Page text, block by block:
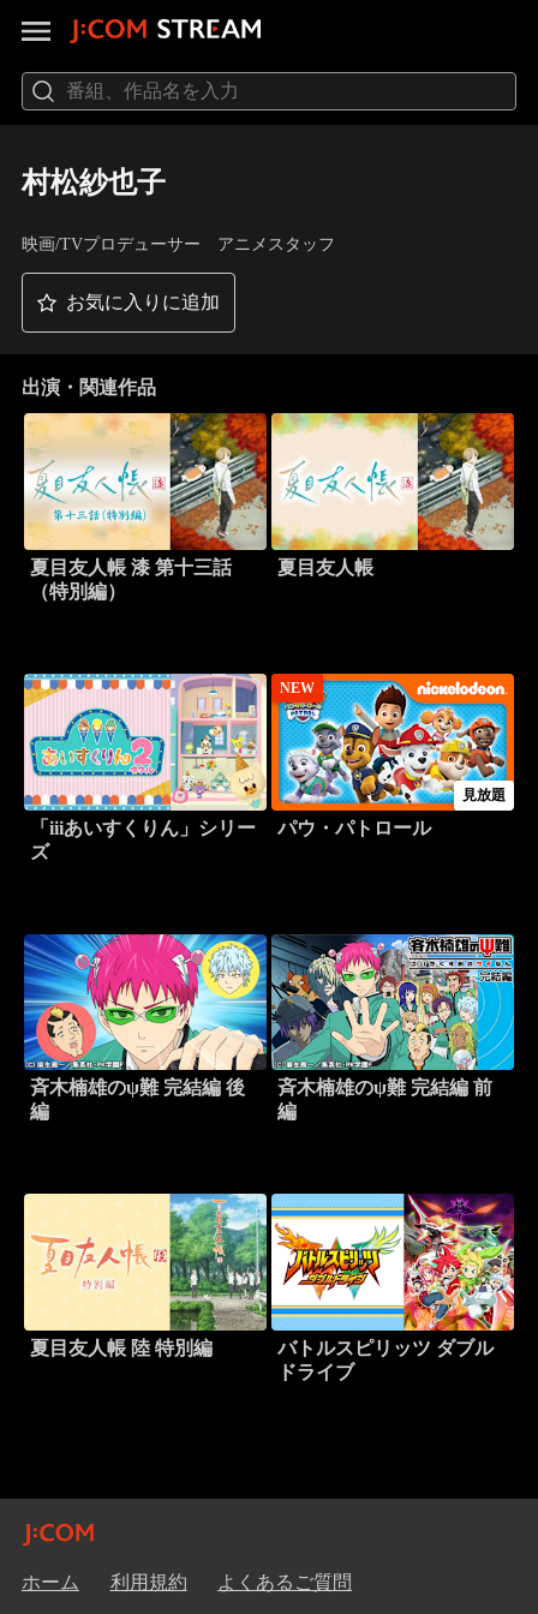
村松紗也子
映画/TVプロデューサー アニメスタッフ
お気に入りに追加
出演・関連作品
夏目友人帳 漆 第十三話
（特別編）
夏目友人帳
「iiiあいすくりん」シリー
ズ
NEW
見放題
パウ・パトロール
斉木楠雄のψ難 完結編 後
編
斉木楠雄のψ難 完結編 前
編
夏目友人帳 陸 特別編
バトルスピリッツ ダブル
ドライブ
ホーム 利用規約 よくあるご質問